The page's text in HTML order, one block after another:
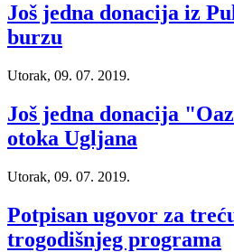
Još jedna donacija iz
burzu
Utorak, 09. 07. 2019.
Još jedna donacija
otoka Ugljana
Utorak, 09. 07. 2019.
Potpisan ugovor za
trogodišnjeg programa